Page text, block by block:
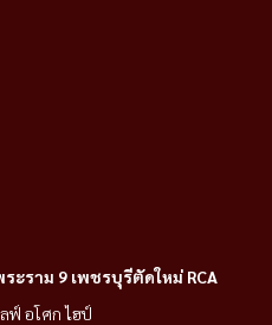
接分期付款给业主 #直接分期付
靠近大海的公寓 #ThePeakTower
检查 #投资芭堤雅
ะราม 9 เพชรบุรีตัดใหม่ RCA
ฟ์ อโศก ไฮป์